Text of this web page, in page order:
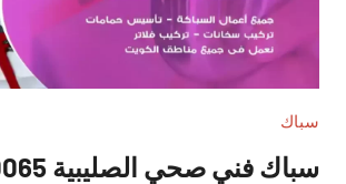
سباك
سباك فني